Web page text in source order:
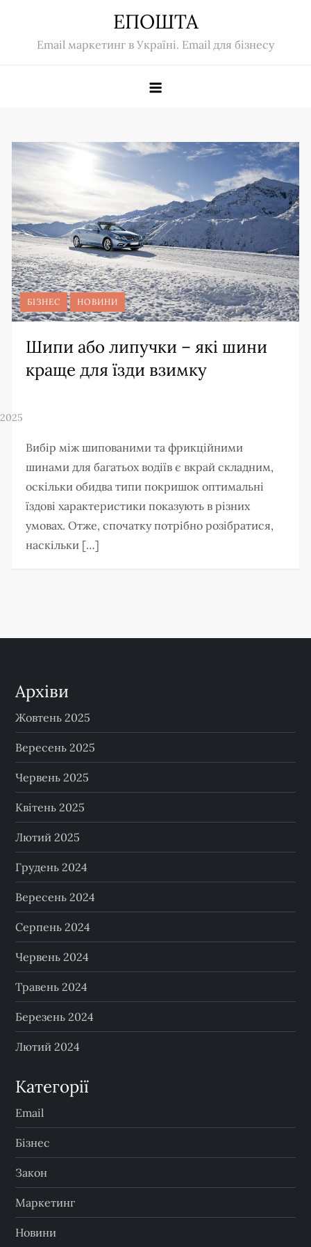
content
ЕПОШТА
Email маркетинг в Україні. Email для бізнесу
БІЗНЕС НОВИНИ
Шипи або липучки – які шини
краще для їзди взимку
Вибір між шипованими та фрикційними
шинами для багатьох водіїв є вкрай складним,
оскільки обидва типи покришок оптимальні
їздові характеристики показують в різних
умовах. Отже, спочатку потрібно розібратися,
наскільки […]
Архіви
Жовтень 2025
Вересень 2025
Червень 2025
Квітень 2025
Лютий 2025
Грудень 2024
Вересень 2024
Серпень 2024
Червень 2024
Травень 2024
Березень 2024
Лютий 2024
Категорії
Email
Бізнес
Закон
Маркетинг
Новини